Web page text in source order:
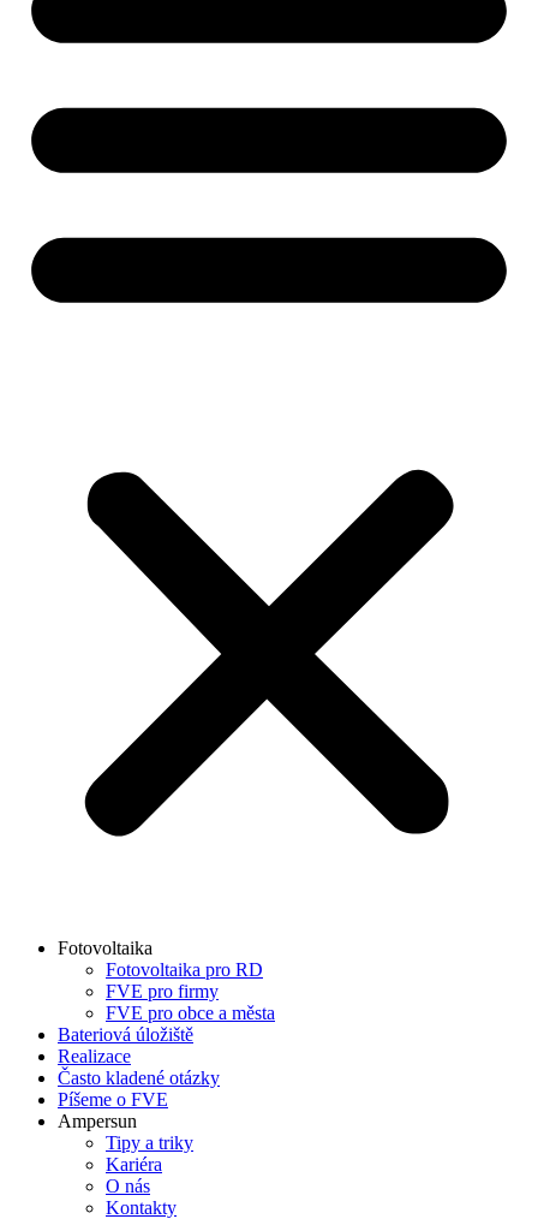
Fotovoltaika
Fotovoltaika pro RD
FVE pro firmy
FVE pro obce a města
Bateriová úložiště
Realizace
Často kladené otázky
Píšeme o FVE
Ampersun
Tipy a triky
Kariéra
O nás
Kontakty